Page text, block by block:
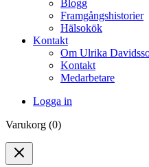
Blogg
Framgångshistorier
Hälsokök
Kontakt
Om Ulrika
Kontakt
Medarbetare
Logga in
Varukorg (0)